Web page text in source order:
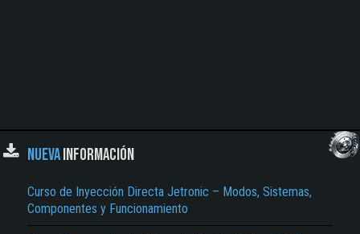
NUEVAINFORMACIÓN
Curso de Inyección Directa Jetronic – Modos, Sistemas,
Componentes y Funcionamiento